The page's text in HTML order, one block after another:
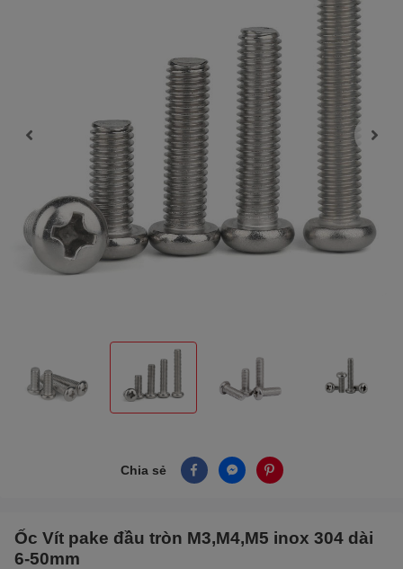
Chia sẻ
Ốc Vít pake đầu tròn M3,M4,M5 inox 304 dài
6-50mm